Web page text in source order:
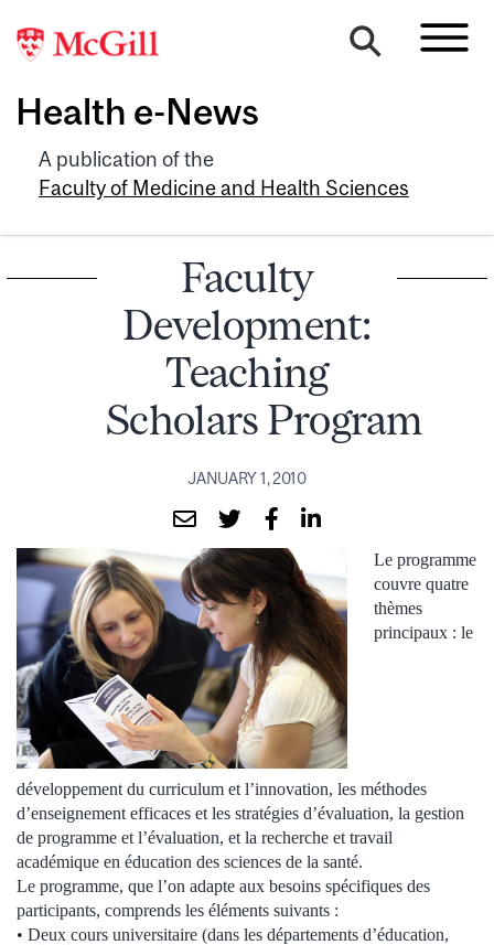
Health e-News
A publication of the
Faculty of Medicine and Health Sciences
Faculty
Development:
Teaching
Scholars Program
JANUARY 1, 2010
Le programme
couvre quatre
thèmes
principaux : le
développement du curriculum et l’innovation, les méthodes
d’enseignement efficaces et les stratégies d’évaluation, la gestion
de programme et l’évaluation, et la recherche et travail
académique en éducation des sciences de la santé.
Le programme, que l’on adapte aux besoins spécifiques des
participants, comprends les éléments suivants :
• Deux cours universitaire (dans les départements d’éducation,